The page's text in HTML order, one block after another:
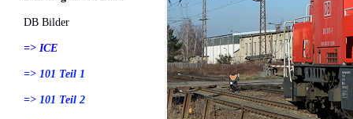
DB Bilder
=> ICE
=> 101 Teil 1
=> 101 Teil 2